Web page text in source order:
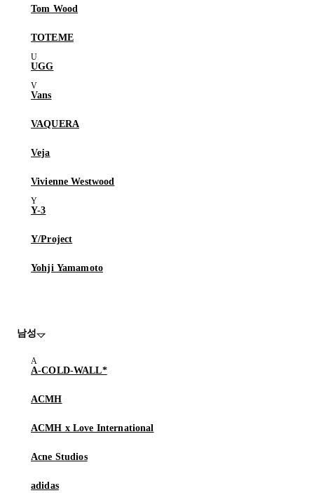
Tom Wood
TOTEME
UGG
Vans
VAQUERA
Veja
Vivienne Westwood
Y-3
Y/Project
Yohji Yamamoto
남성
A-COLD-WALL*
ACMH
ACMH x Love International
Acne Studios
adidas